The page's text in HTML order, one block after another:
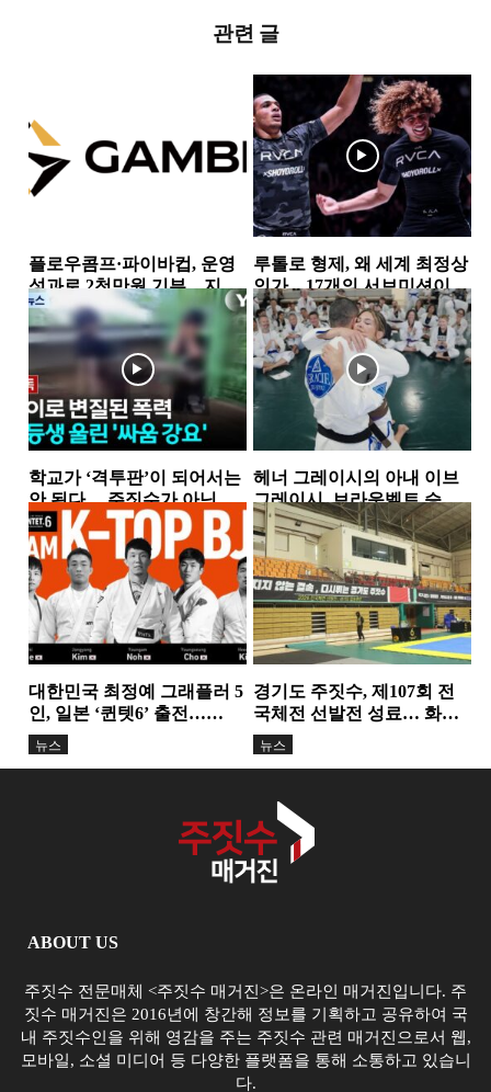
관련 글
플로우콤프·파이바컵, 운영
성과로 2천만원 기부…지역
사회 상생 실천
뉴스
루톨로 형제, 왜 세계 최정상
인가…17개의 서브미션이
증명한 공격 본능
소식
학교가 ‘격투판’이 되어서는
안 된다… 주짓수가 아닌 폭
력을 배우는 아이들
뉴스
헤너 그레이시의 아내 이브
그레이시, 브라운벨트 승
급…18년간 이어온 헌신과
성장의 결실
뉴스
대한민국 최정예 그래플러 5
인, 일본 ‘퀸텟6’ 출전…
TEAM K-TOP BJJ, 서바이
벌...
뉴스
경기도 주짓수, 제107회 전
국체전 선발전 성료… 화합
과 도약의 무대 마련
뉴스
ABOUT US
주짓수 전문매체 <주짓수 매거진>은 온라인 매거진입니다. 주
짓수 매거진은 2016년에 창간해 정보를 기획하고 공유하여 국
내 주짓수인을 위해 영감을 주는 주짓수 관련 매거진으로서 웹,
모바일, 소셜 미디어 등 다양한 플랫폼을 통해 소통하고 있습니
다.